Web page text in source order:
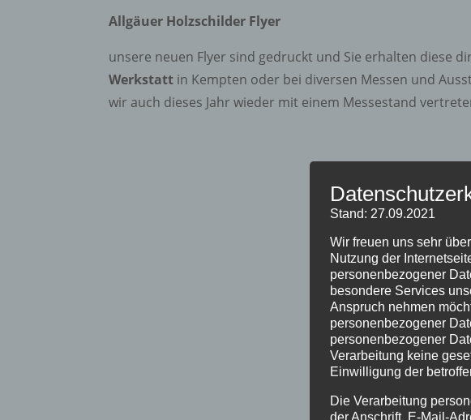
Allgäuer Holzschilder Flyer
unsere neuen Flyer sind gedruckt und Sie erhalten diese
Werkstatt in Kempten oder bei diversen Messen und
wir auch dieses Jahr wieder mit einem Messestand
Stand: 27.09.2021
Wir freuen uns sehr
Nutzung der
personenbezogener
besondere Services
Anspruch nehmen
personenbezogener
personenbezogener
Verarbeitung keine
Einwilligung der
Die Verarbeitung
der Anschrift, E-Mail-